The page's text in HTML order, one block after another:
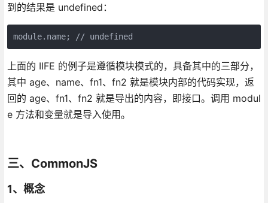
到的结果是 undefined：
module.name; // undefined
上面的 IIFE 的例子是遵循模块模式的，具备其中的三部分，
其中 age、name、fn1、fn2 就是模块内部的代码实现，返
回的 age、fn1、fn2 就是导出的内容，即接口。调用 modul
e 方法和变量就是导入使用。
三、CommonJS
1、概念